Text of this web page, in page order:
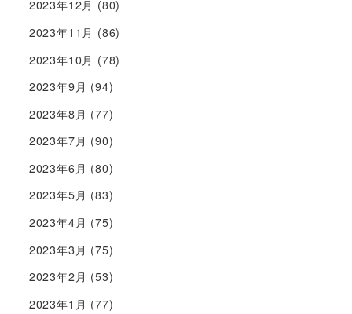
2023年12月 (80)
2023年11月 (86)
2023年10月 (78)
2023年9月 (94)
2023年8月 (77)
2023年7月 (90)
2023年6月 (80)
2023年5月 (83)
2023年4月 (75)
2023年3月 (75)
2023年2月 (53)
2023年1月 (77)